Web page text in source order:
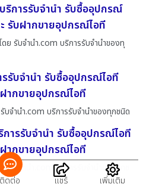
ริการรับจำนำ รับซื้ออุปกรณ์
รับฝากขายอุปกรณ์ไอที
ย รับจํานํา.com บริการรับจำนำของทุ
รับจำนำ รับซื้ออุปกรณ์ไอที
ากขายอุปกรณ์ไอที
บจํานํา.com บริการรับจำนำของทุกชนิด
ารรับจำนำ รับซื้ออุปกรณ์ไอที
ากขายอุปกรณ์ไอที
รับจํานํา.com บริการรับจำนำของทุกช
ติดต่อ แชร์ เพิ่มเติม